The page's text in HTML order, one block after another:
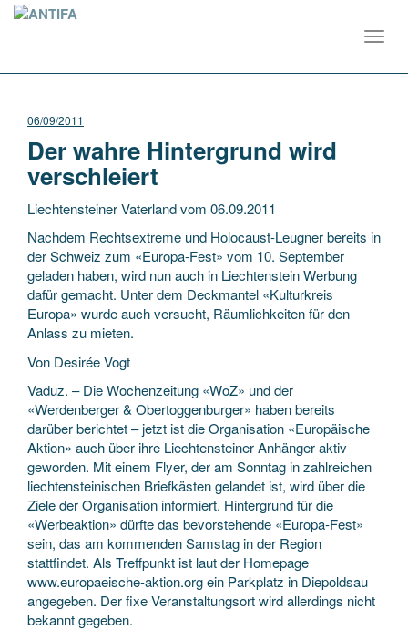
06/09/2011
Der wahre Hintergrund wird
verschleiert
Liechtensteiner Vaterland vom 06.09.2011
Nachdem Rechtsextreme und Holocaust-Leugner bereits in
der Schweiz zum «Europa-Fest» vom 10. September
geladen haben, wird nun auch in Liechtenstein Werbung
dafür gemacht. Unter dem Deckmantel «Kulturkreis
Europa» wurde auch versucht, Räumlichkeiten für den
Anlass zu mieten.
Von Desirée Vogt
Vaduz. – Die Wochenzeitung «WoZ» und der
«Werdenberger & Obertoggenburger» haben bereits
darüber berichtet – jetzt ist die Organisation «Europäische
Aktion» auch über ihre Liechtensteiner Anhänger aktiv
geworden. Mit einem Flyer, der am Sonntag in zahlreichen
liechtensteinischen Briefkästen gelandet ist, wird über die
Ziele der Organisation informiert. Hintergrund für die
«Werbeaktion» dürfte das bevorstehende «Europa-Fest»
sein, das am kommenden Samstag in der Region
stattfindet. Als Treffpunkt ist laut der Homepage
www.europaeische-aktion.org ein Parkplatz in Diepoldsau
angegeben. Der fixe Veranstaltungsort wird allerdings nicht
bekannt gegeben.